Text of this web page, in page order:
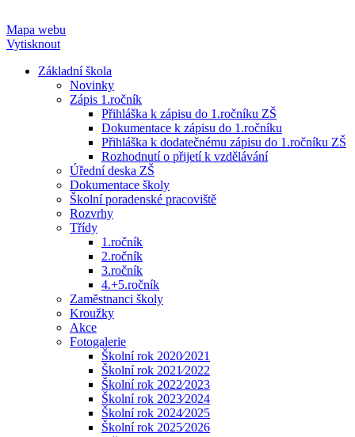
Mapa webu
Vytisknout
Základní škola
Novinky
Zápis 1.ročník
Přihláška k zápisu do 1.ročníku ZŠ
Dokumentace k zápisu do 1.ročníku
Přihláška k dodatečnému zápisu do 1.ročníku ZŠ
Rozhodnutí o přijetí k vzdělávání
Úřední deska ZŠ
Dokumentace školy
Školní poradenské pracoviště
Rozvrhy
Třídy
1.ročník
2.ročník
3.ročník
4.+5.ročník
Zaměstnanci školy
Kroužky
Akce
Fotogalerie
Školní rok 2020⁄2021
Školní rok 2021⁄2022
Školní rok 2022⁄2023
Školní rok 2023⁄2024
Školní rok 2024⁄2025
Školní rok 2025⁄2026